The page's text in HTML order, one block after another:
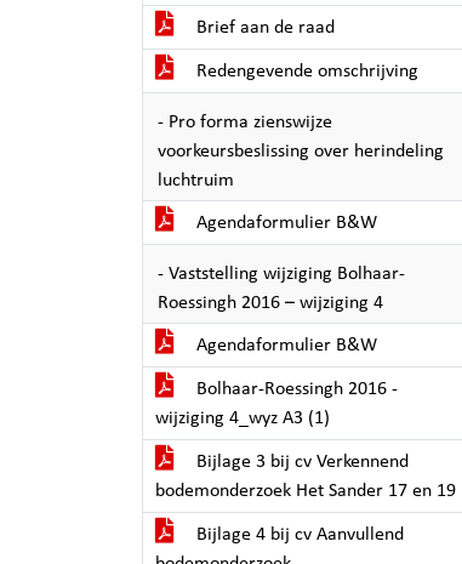
Brief aan de raad
Redengevende omschrijving
- Pro forma zienswijze
voorkeursbeslissing over herindeling
luchtruim
Agendaformulier B&W
- Vaststelling wijziging Bolhaar-
Roessingh 2016 – wijziging 4
Agendaformulier B&W
Bolhaar-Roessingh 2016 -
wijziging 4_wyz A3 (1)
Bijlage 3 bij cv Verkennend
bodemonderzoek Het Sander 17 en 19
Bijlage 4 bij cv Aanvullend